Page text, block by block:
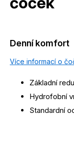
Denní komfort
Více informací o
Základní
Hydrofobní
Standardní